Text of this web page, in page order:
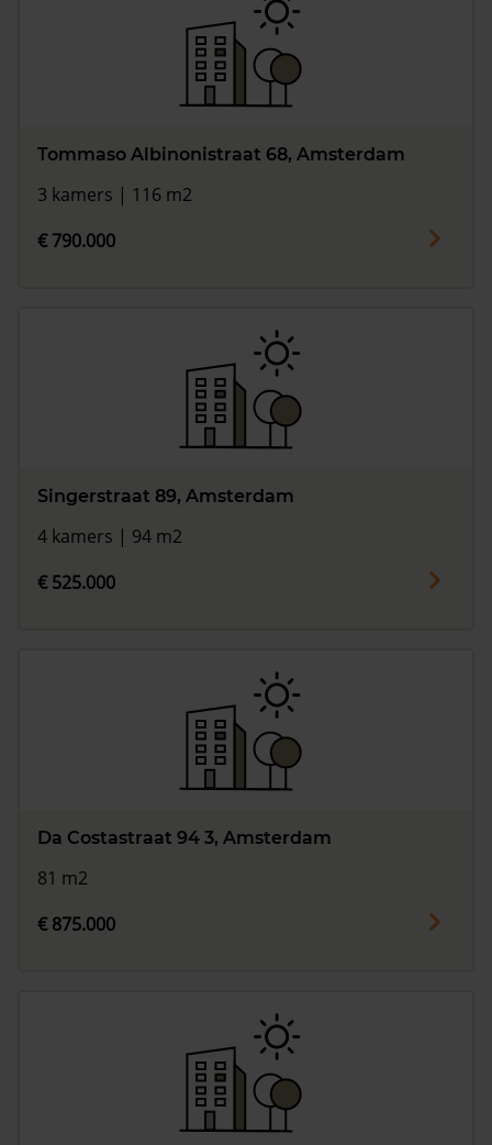
Tommaso Albinonistraat 68, Amsterdam
3 kamers | 116 m2
€ 790.000
Singerstraat 89, Amsterdam
4 kamers | 94 m2
€ 525.000
Da Costastraat 94 3, Amsterdam
81 m2
€ 875.000